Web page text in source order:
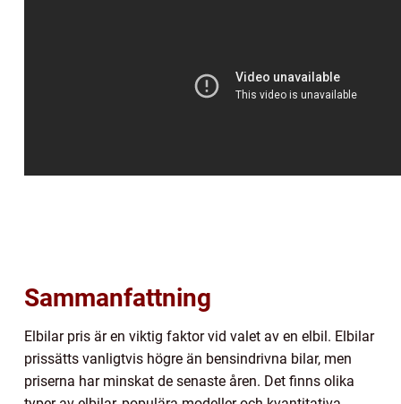
Sammanfattning
Elbilar pris är en viktig faktor vid valet av en elbil. Elbilar
prissätts vanligtvis högre än bensindrivna bilar, men
priserna har minskat de senaste åren. Det finns olika